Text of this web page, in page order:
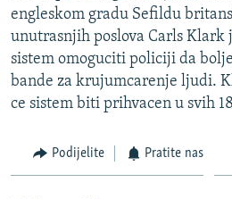
RSE PRIČE IZ SVIJETA
ISPRIČAJ MI
DNEVNO@RSE
VIŠE OD NASLOVA
engleskom gradu Sefildu
unutrasnjih poslova Carls Klark
sistem omoguciti policiji da
bande za krujumcarenje ljudi.
ce sistem biti prihvacen u svih
Podijelite Pratite nas